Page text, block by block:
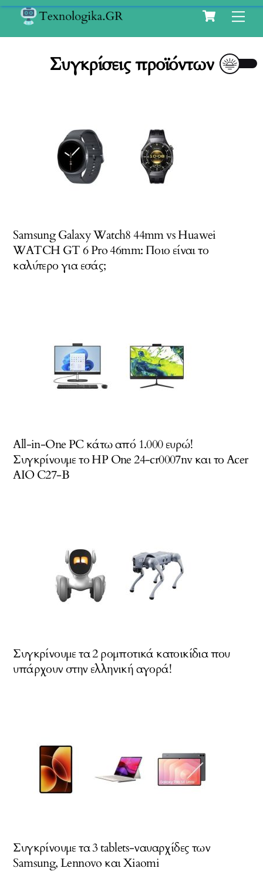
Skip
Cart
Συγκρίσεις προϊόντων
Samsung Galaxy Watch8 44mm vs Huawei
WATCH GT 6 Pro 46mm: Ποιο είναι το
καλύτερο για εσάς;
All-in-One PC κάτω από 1.000 ευρώ!
Συγκρίνουμε το HP One 24-cr0007nv και το Acer
AIO C27-B
Συγκρίνουμε τα 2 ρομποτικά κατοικίδια που
υπάρχουν στην ελληνική αγορά!
Συγκρίνουμε τα 3 tablets-ναυαρχίδες των
Samsung, Lennovo και Xiaomi